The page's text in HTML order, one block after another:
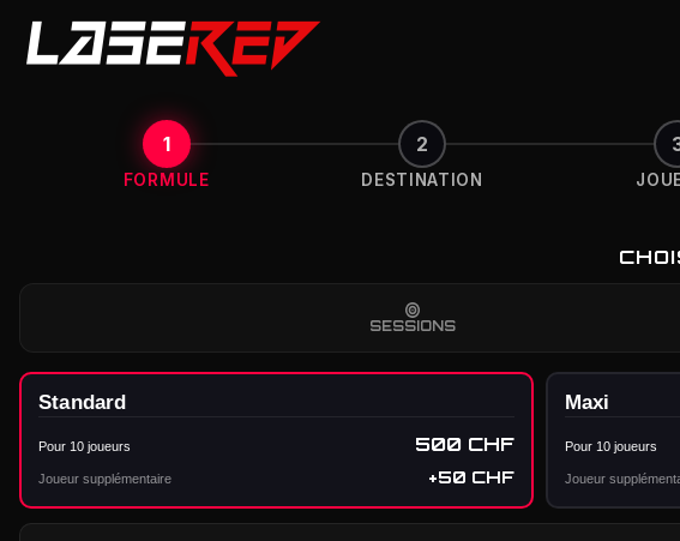
1
FORMULE
2
DESTINATION
SESSIONS
Standard
Pour 10 joueurs 500 CHF
Joueur supplémentaire +50 CHF
Maxi
Pour 10 joueurs
Joueur